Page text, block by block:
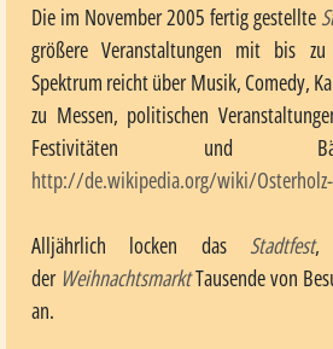
Die im November 2005 fertig gestellte
größere Veranstaltungen mit bis
Spektrum reicht über Musik, Comedy,
zu Messen, politischen
Festivitäten und
http://de.wikipedia.org/wiki/Osterholz-
Alljährlich locken das Stadtfest,
der WeihnachtsmarktTausende von
an.